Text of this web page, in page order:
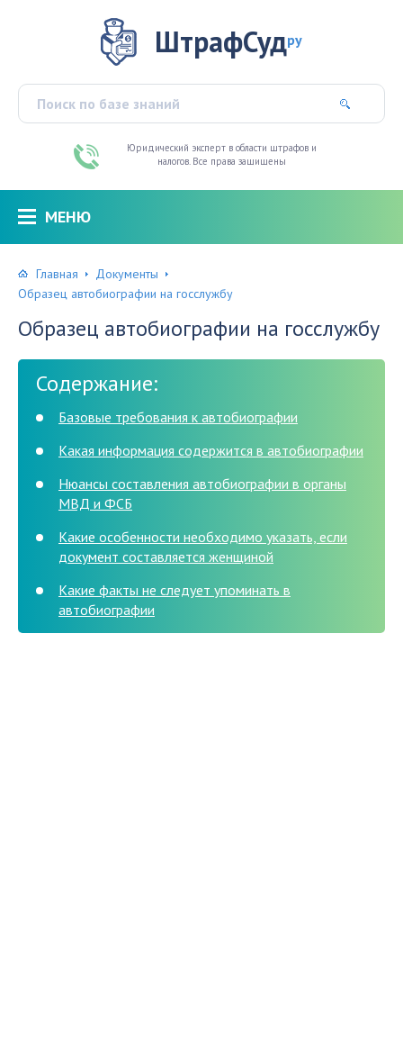
ШтрафСудру
Юридический эксперт в области штрафов и
налогов. Все права защищены
МЕНЮ
Главная
Документы
Образец автобиографии на госслужбу
Образец автобиографии на госслужбу
Содержание:
Базовые требования к автобиографии
Какая информация содержится в автобиографии
Нюансы составления автобиографии в органы
МВД и ФСБ
Какие особенности необходимо указать, если
документ составляется женщиной
Какие факты не следует упоминать в
автобиографии